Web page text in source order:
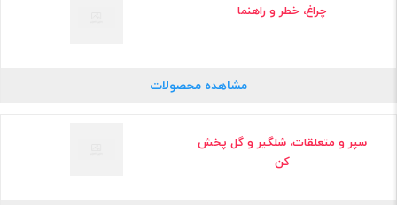
چراغ، خطر و راهنما
مشاهده محصولات
سپر و متعلقات، شلگیر و گل پخش
کن